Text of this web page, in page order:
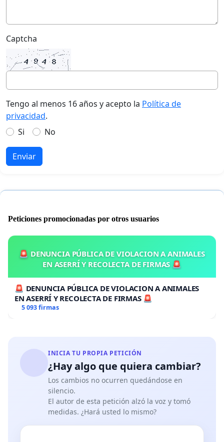
Captcha
Tengo al menos 16 años y acepto la Política de
privacidad.
Si
No
Enviar
Peticiones promocionadas por otros usuarios
🚨 DENUNCIA PÚBLICA DE VIOLACION A ANIMALES
EN ASERRÍ Y RECOLECTA DE FIRMAS 🚨
🚨 DENUNCIA PÚBLICA DE VIOLACION A ANIMALES
EN ASERRÍ Y RECOLECTA DE FIRMAS 🚨
5 093 firmas
INICIA TU PROPIA PETICIÓN
¿Hay algo que quiera cambiar?
Los cambios no ocurren quedándose en
silencio.
El autor de esta petición alzó la voz y tomó
medidas. ¿Hará usted lo mismo?